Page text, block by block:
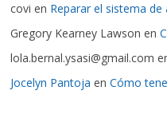
covi en Reparar el sistema
Gregory Kearney Lawson en
lola.bernal.ysasi@gmail.com
Jocelyn Pantoja enCómo